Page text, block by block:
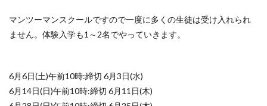
マンツーマンスクールですので一度に多くの生徒は受け入れられ
ません。体験入学も1～2名でやっていきます。
6月6日(土)午前10時:締切 6月3日(水)
6月14日(日)午前10時:締切 6月11日(木)